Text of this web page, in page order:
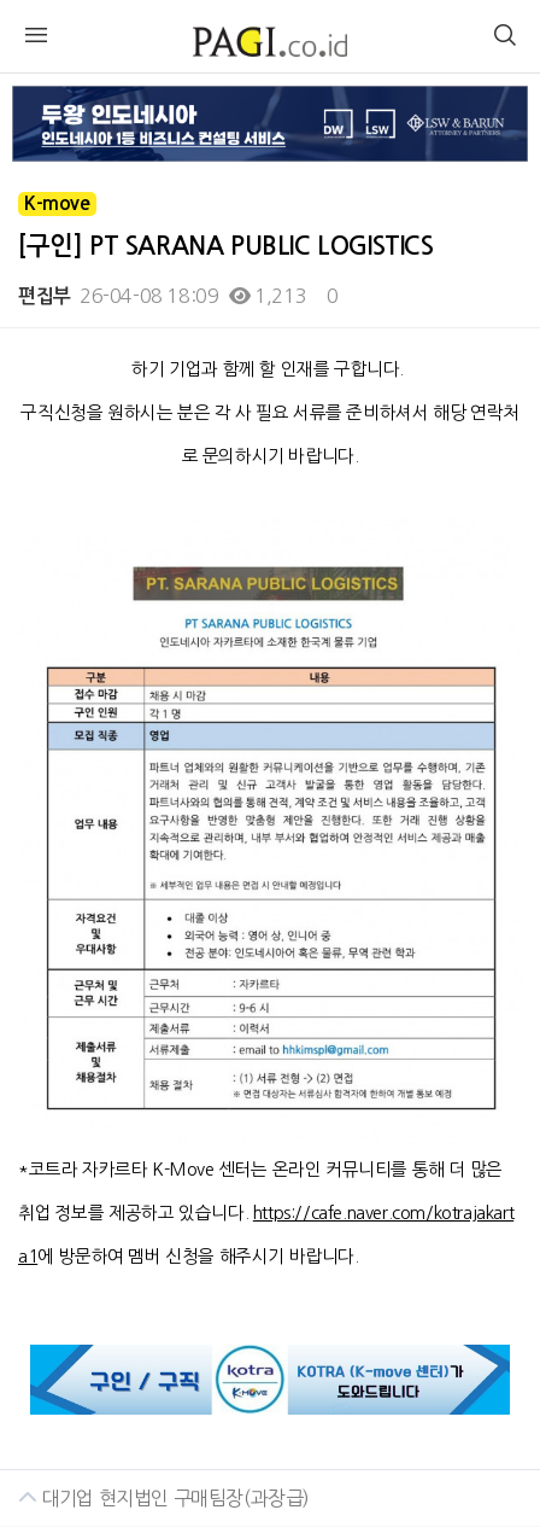
K-move
[구인] PT SARANA PUBLIC LOGISTICS
편집부 26-04-08 18:09 1,213 0
하기 기업과 함께 할 인재를 구합니다.
구직신청을 원하시는 분은 각 사 필요 서류를 준비하셔서 해당 연락처
로 문의하시기 바랍니다.
*코트라 자카르타 K-Move 센터는 온라인 커뮤니티를 통해 더 많은
취업 정보를 제공하고 있습니다. https://cafe.naver.com/kotrajakart
a1 에 방문하여 멤버 신청을 해주시기 바랍니다.
대기업 현지법인 구매팀장(과장급)